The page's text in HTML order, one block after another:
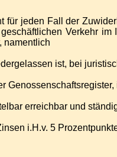
jeden Fall der
Verkehr
namentlich
ist, bei
erreichbar und
i.H.v. 5